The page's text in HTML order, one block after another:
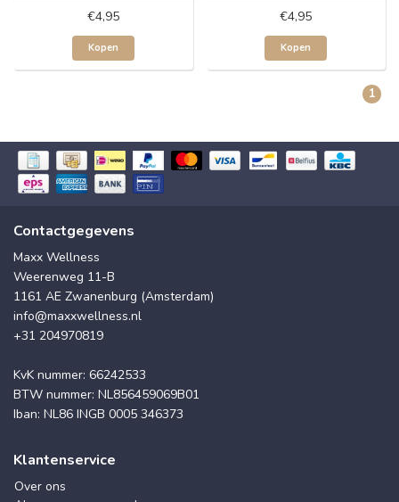
€4,95
Kopen
€4,95
Kopen
1
Contactgegevens
Maxx Wellness
Weerenweg 11-B
1161 AE Zwanenburg (Amsterdam)
info@maxxwellness.nl
+31 204970819
KvK nummer: 66242533
BTW nummer: NL856459069B01
Iban: NL86 INGB 0005 346373
Klantenservice
Over ons